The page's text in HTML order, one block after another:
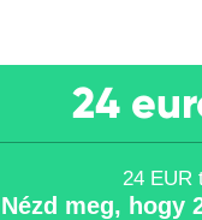
24
24 EUR
Nézd meg, hogy